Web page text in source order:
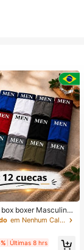
boxer Masculinas
Confort Boxer o
em Nenhum Calções de banho masculinos
Últimas 8 hrs